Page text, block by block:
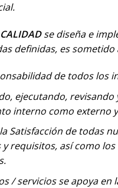
se diseña e
definidas, es
de todos los
ejecutando,
interno como externo
Satisfacción de todas
requisitos, así como
/ servicios se apoya